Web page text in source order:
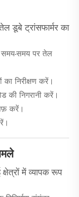
डूबे ट्रांसफार्मर का
समय-समय पर तेल
निरीक्षण करें।
की निगरानी करें।
करें।
में व्यापक रूप